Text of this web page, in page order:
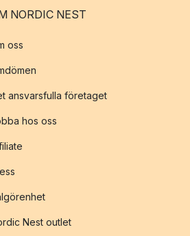
NORDIC NEST
oss
ansvarsfulla företaget
hos oss
Nest outlet